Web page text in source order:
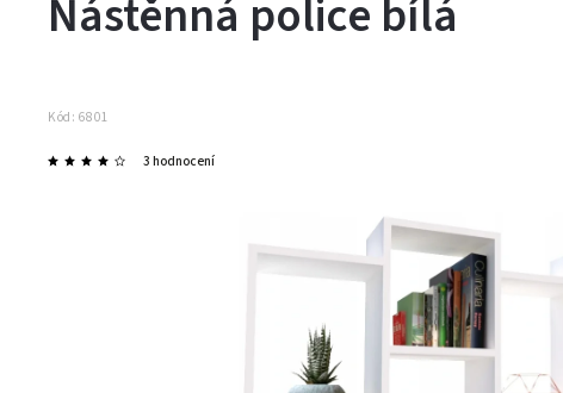
Nástěnná police bílá
Kód: 6801
3 hodnocení